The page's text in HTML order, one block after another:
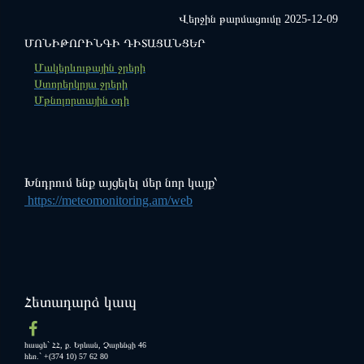
"ՍԵՎԱՆ" ազգային պարկ
Վերջին թարմացումը 2025-12-09
ՄՈՆԻԹՈՐԻՆԳԻ ԴԻՏԱՑԱՆՑԵՐ
Մակերևութային ջրերի
Ստորերկրյա ջրերի
Մթնոլորտային օդի
Խնդրում ենք այցելել մեր նոր կայք՝
https://meteomonitoring.am/web
Հետադարձ կապ
հասցե` ՀՀ, ք. Երևան, Չարենցի 46
հեռ.` +(374 10) 57 62 80